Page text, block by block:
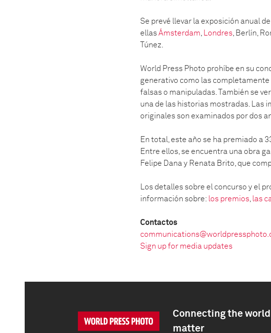
Se prevé llevar la exposición anual
ellasÁmsterdam, Londres, Berlín,
Túnez.
World Press Photo prohíbe en su
generativo como las
falsas o manipuladas. También se
una de las historias mostradas. Las
originales son examinados por dos
En total, este año se ha premiado a
Entre ellos, se encuentra una obra
Felipe Dana y Renata Brito, que
Los detalles sobre el concurso y el
información sobre: los premios, las
Contactos
Sign up for media updates
Connecting the
matter